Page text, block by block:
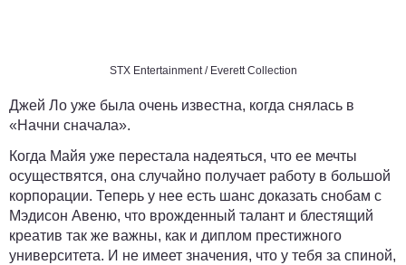
STX Entertainment / Everett Collection
Джей Ло уже была очень известна, когда снялась в
«Начни сначала».
Когда Майя уже перестала надеяться, что ее мечты
осуществятся, она случайно получает работу в большой
корпорации. Теперь у нее есть шанс доказать снобам с
Мэдисон Авеню, что врожденный талант и блестящий
креатив так же важны, как и диплом престижного
университета. И не имеет значения, что у тебя за спиной,